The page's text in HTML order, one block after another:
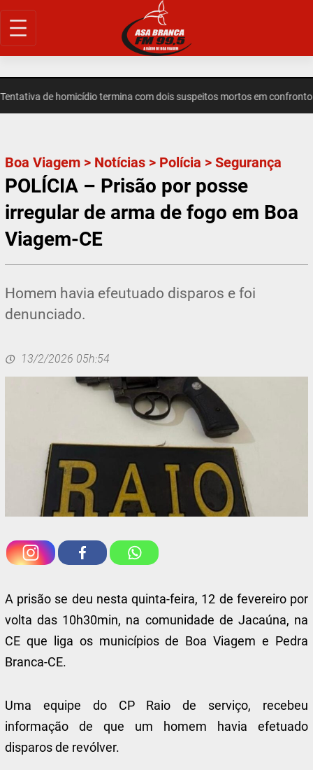
Pular
para
de homicídio termina com dois suspeitos mortos em confronto
Boa Viagem > Notícias > Polícia >Segurança
POLÍCIA – Prisão por posse
irregular de arma de fogo em Boa
Viagem-CE
Homem havia efeutuado disparos e foi
denunciado.
13/2/2026 05h:54
A prisão se deu nesta quinta-feira, 12 de fevereiro por
volta das 10h30min, na comunidade de Jacaúna, na
CE que liga os municípios de Boa Viagem e Pedra
Branca-CE.
Uma equipe do CP Raio de serviço, recebeu
informação de que um homem havia efetuado
disparos de revólver.